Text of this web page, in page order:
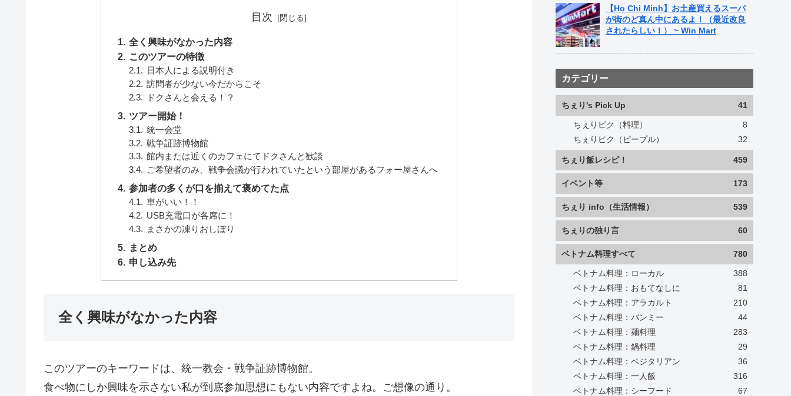
目次
全く興味がなかった内容
このツアーの特徴
日本人による説明付き
訪問者が少ない今だからこそ
ドクさんと会える！？
ツアー開始！
統一会堂
戦争証跡博物館
館内または近くのカフェにてドクさんと歓談
ご希望者のみ、戦争会議が行われていたという部屋があるフォー屋さんへ
参加者の多くが口を揃えて褒めてた点
車がいい！！
USB充電口が各席に！
まさかの凍りおしぼり
まとめ
申し込み先
全く興味がなかった内容
このツアーのキーワードは、統一教会・戦争証跡博物館。
食べ物にしか興味を示さない私が到底参加思想にもない内容ですよね。ご想像の通り。
【Ho Chi Minh】お土産買えるスーパ
が街のど真ん中にあるよ！（最近改良
されたらしい！） ~ Win Mart
カテゴリー
ちぇり's Pick Up 41
ちぇりピク（料理）
8
ちぇりピク（ピープル）
32
ちぇり飯レシピ！ 459
イベント等 173
ちぇり info（生活情報） 539
ちぇりの独り言 60
ベトナム料理すべて 780
ベトナム料理：ローカル
388
ベトナム料理：おもてなしに
81
ベトナム料理：アラカルト
210
ベトナム料理：バンミー
44
ベトナム料理：麺料理
283
ベトナム料理：鍋料理
29
ベトナム料理：ベジタリアン
36
ベトナム料理：一人飯
316
ベトナム料理：シーフード
67